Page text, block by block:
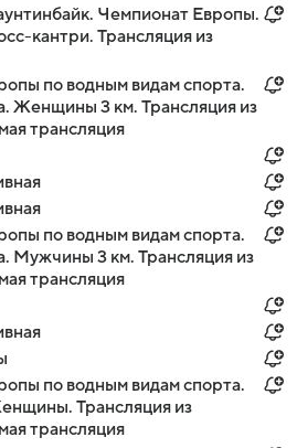
Чемпионат Европы.
кантри. Трансляция из
по водным видам спорта.
Женщины 3 км. Трансляция из
трансляция
по водным видам спорта.
Мужчины 3 км. Трансляция из
трансляция
по водным видам спорта.
Трансляция из
трансляция